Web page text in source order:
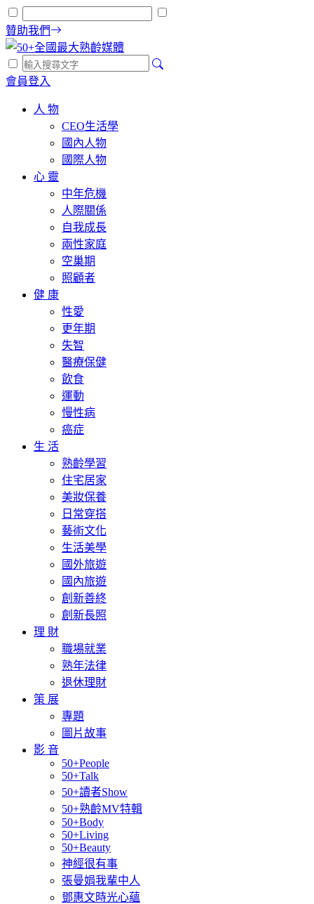
贊助我們
會員登入
人 物
CEO生活學
國內人物
國際人物
心 靈
中年危機
人際關係
自我成長
兩性家庭
空巢期
照顧者
健 康
性愛
更年期
失智
醫療保健
飲食
運動
慢性病
癌症
生 活
熟齡學習
住宅居家
美妝保養
日常穿搭
藝術文化
生活美學
國外旅遊
國內旅遊
創新善終
創新長照
理 財
職場就業
熟年法律
退休理財
策 展
專題
圖片故事
影 音
50+People
50+Talk
50+讀者Show
50+熟齡MV特輯
50+Body
50+Living
50+Beauty
神經很有事
張曼娟我輩中人
鄧惠文時光心蘊